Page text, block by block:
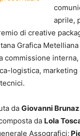
aprile,
di creative
Grafica Metelliana
commissione
logistica,
da Giovanni
da Lola
Assografici;